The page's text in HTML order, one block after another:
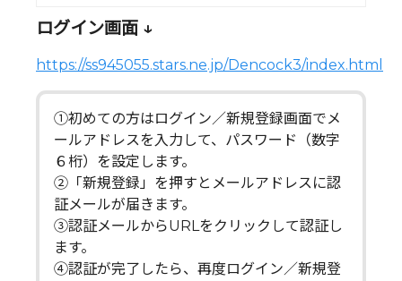
ログイン画面 ↓
https://ss945055.stars.ne.jp/Dencock3/index.html
①初めての方はログイン／新規登録画面でメ
ールアドレスを入力して、パスワード（数字
６桁）を設定します。
②「新規登録」を押すとメールアドレスに認
証メールが届きます。
③認証メールからURLをクリックして認証し
ます。
④認証が完了したら、再度ログイン／新規登